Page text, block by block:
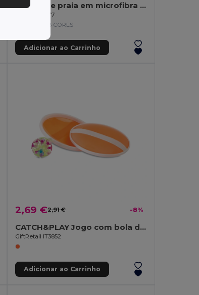
Toalha de praia em microfibra (250 g/m²)
Egotier 98377
+3 CORES
Adicionar ao Carrinho
2,69 €2,91 € -8%
CATCH&PLAY Jogo com bola de ventosa
GiftRetail IT3852
Adicionar ao Carrinho